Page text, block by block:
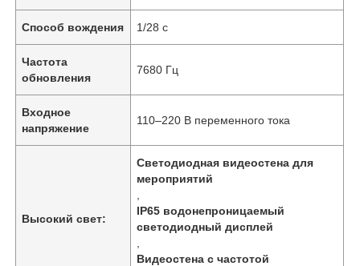
Домой
Способ вождения 1/28 с
Частота
обновления
7680 Гц
Входное
напряжение
110–220 В переменного тока
Высокий свет:
Светодиодная видеостена для
мероприятий
IP65 водонепроницаемый
светодиодный дисплей
Видеостена с частотой